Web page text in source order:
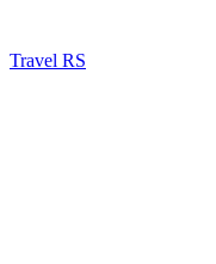
Travel RS